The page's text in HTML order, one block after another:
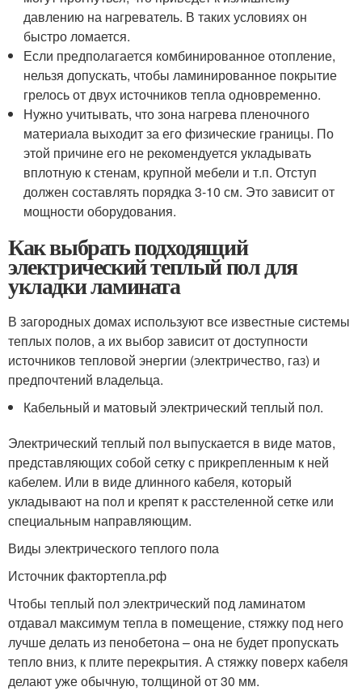
давлению на нагреватель. В таких условиях он
быстро ломается.
Если предполагается комбинированное отопление,
нельзя допускать, чтобы ламинированное покрытие
грелось от двух источников тепла одновременно.
Нужно учитывать, что зона нагрева пленочного
материала выходит за его физические границы. По
этой причине его не рекомендуется укладывать
вплотную к стенам, крупной мебели и т.п. Отступ
должен составлять порядка 3-10 см. Это зависит от
мощности оборудования.
Как выбрать подходящий
электрический теплый пол для
укладки ламината
В загородных домах используют все известные системы
теплых полов, а их выбор зависит от доступности
источников тепловой энергии (электричество, газ) и
предпочтений владельца.
Кабельный и матовый электрический теплый пол.
Электрический теплый пол выпускается в виде матов,
представляющих собой сетку с прикрепленным к ней
кабелем. Или в виде длинного кабеля, который
укладывают на пол и крепят к расстеленной сетке или
специальным направляющим.
Виды электрического теплого пола
Источник фактортепла.рф
Чтобы теплый пол электрический под ламинатом
отдавал максимум тепла в помещение, стяжку под него
лучше делать из пенобетона – она не будет пропускать
тепло вниз, к плите перекрытия. А стяжку поверх кабеля
делают уже обычную, толщиной от 30 мм.